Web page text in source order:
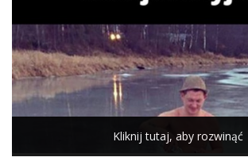
Kliknij tutaj, aby rozwinąć